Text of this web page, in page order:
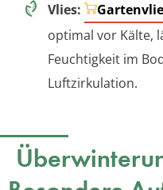
Vlies:
optimal vor Kälte,
Feuchtigkeit im
Luftzirkulation.